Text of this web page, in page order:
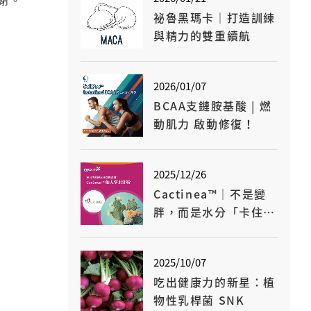
祕魯黑瑪卡｜打造訓練
與精力的雙重續航
2026/01/07
BCAA支鏈胺基酸 | 燃
動肌力 啟動修復！
2025/12/26
Cactinea™｜不是變
胖，而是水分「卡住
2025/10/07
吃出健康力的新星：植
物性乳桿菌 SNK